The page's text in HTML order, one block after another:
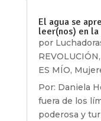
El agua se
leer(nos) en
por
REVOLUCIÓN,
ES MÍO,
Por: Daniela
fuera de los
poderosa y